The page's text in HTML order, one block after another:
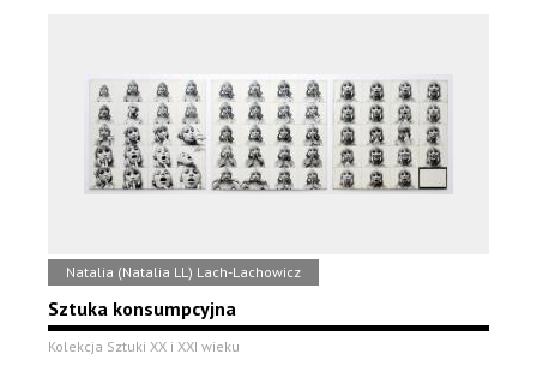
Natalia (Natalia LL) Lach-Lachowicz
Sztuka konsumpcyjna
Kolekcja Sztuki XX i XXI wieku